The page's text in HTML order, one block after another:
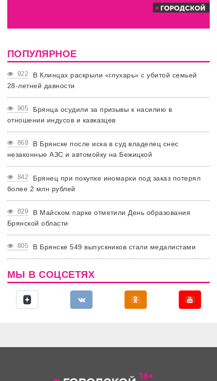
ПОПУЛЯРНОЕ
922
В Клинцах раскрыли «глухарь» с убитой семьей
28-летней давности
905
Брянца осудили за призывы к насилию в
отношении индусов и кавказцев
869
В Брянске после иска в суд владелец снес
незаконные АЗС и автомойку на Бежицкой
842
Брянец при покупке иномарки под заказ потерял
более 2 млн рублей
829
В Майском парке отметили День образования
Брянской области
805 В Брянске 549 выпускников стали медалистами
МЫ В СОЦСЕТЯХ